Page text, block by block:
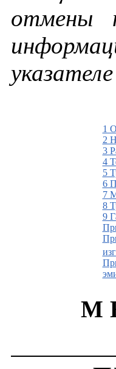
отмены
указателе
1
2
3
4
5
6
7
8
9